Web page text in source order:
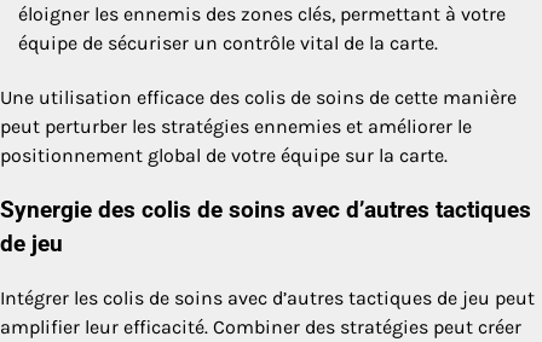
éloigner les ennemis des zones clés, permettant à votre
équipe de sécuriser un contrôle vital de la carte.
Une utilisation efficace des colis de soins de cette manière
peut perturber les stratégies ennemies et améliorer le
positionnement global de votre équipe sur la carte.
Synergie des colis de soins avec d’autres tactiques
de jeu
Intégrer les colis de soins avec d’autres tactiques de jeu peut
amplifier leur efficacité. Combiner des stratégies peut créer